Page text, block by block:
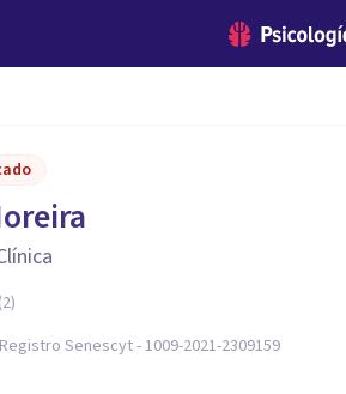
(2)
Registro Senescyt - 1009-2021-2309159